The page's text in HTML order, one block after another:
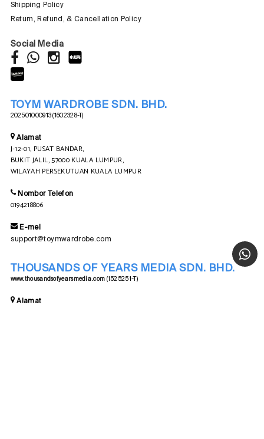
Shipping Policy
Return, Refund, & Cancellation Policy
Social Media
TOYM WARDROBE SDN. BHD.
202501000913 (1602328-T)
Alamat
J-12-01, PUSAT BANDAR,
BUKIT JALIL, 57000 KUALA LUMPUR,
WILAYAH PERSEKUTUAN KUALA LUMPUR
Nombor Telefon
0194218806
E-mel
support@toymwardrobe.com
THOUSANDS OF YEARS MEDIA SDN. BHD.
www.thousandsofyearsmedia.com (1525251-T)
Alamat